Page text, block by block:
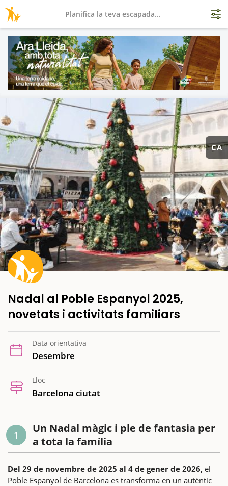
CA
Nadal al Poble Espanyol 2025,
novetats i activitats familiars
Data orientativa
Desembre
Lloc
Barcelona ciutat
1
Un Nadal màgic i ple de fantasia per
a tota la família
Del 29 de novembre de 2025 al 4 de gener de 2026, el
Poble Espanyol de Barcelona es transforma en un autèntic
Planifica la teva escapada...